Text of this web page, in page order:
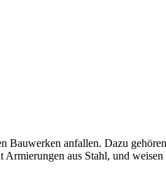
Bauwerken anfallen. Dazu
aus Stahl, und